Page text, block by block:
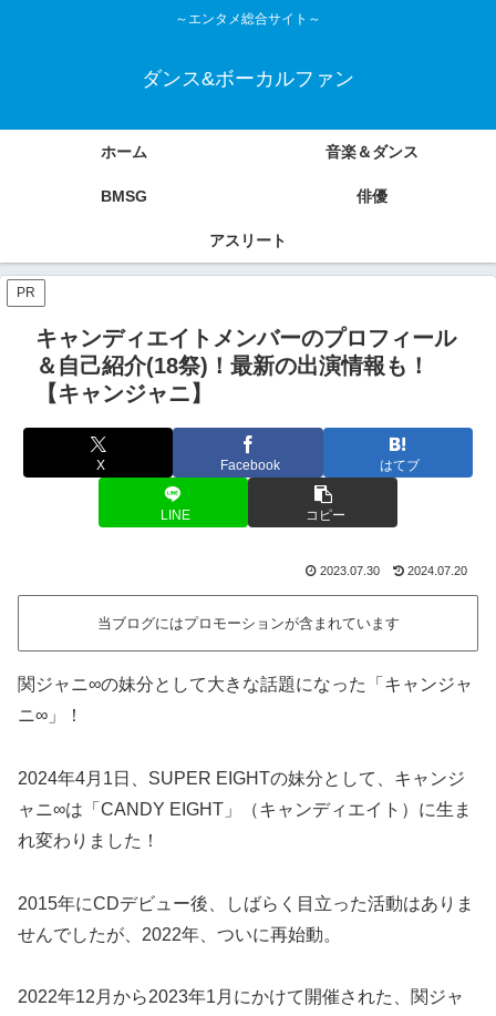
～エンタメ総合サイト～
ダンス&ボーカルファン
ホーム 音楽＆ダンス
BMSG 俳優
アスリート
PR
キャンディエイトメンバーのプロフィール
＆自己紹介(18祭)！最新の出演情報も！
【キャンジャニ】
X Facebook はてブ
LINE コピー
2023.07.30 2024.07.20
当ブログにはプロモーションが含まれています
関ジャニ∞の妹分として大きな話題になった「キャンジャ
ニ∞」！
2024年4月1日、SUPER EIGHTの妹分として、キャンジ
ャニ∞は「CANDY EIGHT」（キャンディエイト）に生ま
れ変わりました！
2015年にCDデビュー後、しばらく目立った活動はありま
せんでしたが、2022年、ついに再始動。
2022年12月から2023年1月にかけて開催された、関ジャ